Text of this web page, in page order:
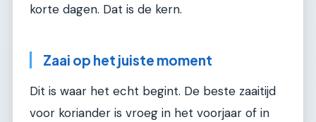
korte dagen. Dat is de kern.
Zaai op het juiste moment
Dit is waar het echt begint. De beste zaaitijd
voor koriander is vroeg in het voorjaar of in